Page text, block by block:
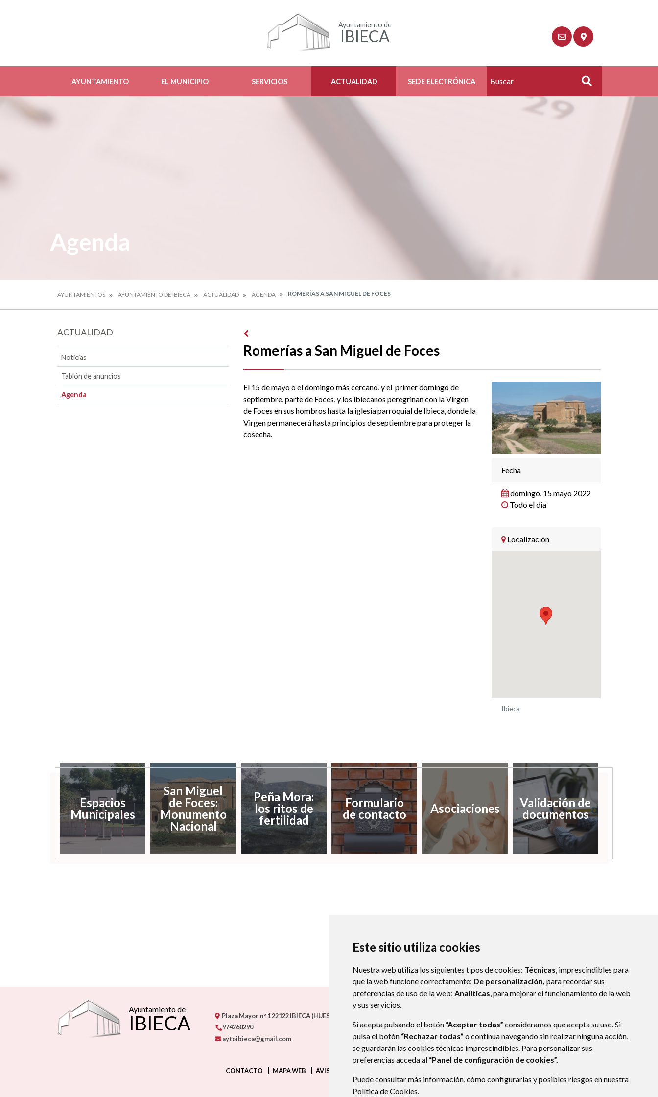
Este sitio utiliza cookies
Nuestra web utiliza los siguientes tipos de cookies: Técnicas, imprescindibles para
que la web funcione correctamente; De personalización, para recordar sus
preferencias de uso de la web; Analíticas, para mejorar el funcionamiento de la web
y sus servicios.
Si acepta pulsando el botón “Aceptar todas” consideramos que acepta su uso. Si
pulsa el botón “Rechazar todas” o continúa navegando sin realizar ninguna acción,
se guardarán las cookies técnicas imprescindibles. Para personalizar sus
preferencias acceda al “Panel de configuración de cookies”.
Puede consultar más información, cómo configurarlas y posibles riesgos en nuestra
Política de Cookies.
Ayuntamiento de
IBIECA
AYUNTAMIENTO EL MUNICIPIO SERVICIOS ACTUALIDAD SEDE ELECTRÓNICA Buscar
Agenda
AYUNTAMIENTOS AYUNTAMIENTO DE IBIECA ACTUALIDAD AGENDA ROMERÍAS A SAN MIGUEL DE FOCES
ACTUALIDAD
Noticias
Tablón de anuncios
Agenda
Romerías a San Miguel de Foces
El 15 de mayo o el domingo más cercano, y el primer domingo de
septiembre, parte de Foces, y los ibiecanos peregrinan con la Virgen
de Foces en sus hombros hasta la iglesia parroquial de Ibieca, donde la
Virgen permanecerá hasta principios de septiembre para proteger la
cosecha.
Fecha
domingo, 15 mayo 2022
Todo el dia
Localización
Ibieca
Espacios
Municipales
San Miguel
de Foces:
Monumento
Nacional
Peña Mora:
los ritos de
fertilidad
Formulario
de contacto
Asociaciones
Validación de
documentos
Ayuntamiento de
IBIECA Plaza Mayor, nº 122122IBIECA (HUESCA)
974260290
aytoibieca@gmail.com
CONTACTO MAPA WEB AVISO LEGAL